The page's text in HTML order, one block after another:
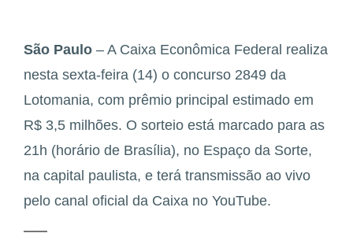
São Paulo – A Caixa Econômica Federal realiza
nesta sexta-feira (14) o concurso 2849 da
Lotomania, com prêmio principal estimado em
R$ 3,5 milhões. O sorteio está marcado para as
21h (horário de Brasília), no Espaço da Sorte,
na capital paulista, e terá transmissão ao vivo
pelo canal oficial da Caixa no YouTube.